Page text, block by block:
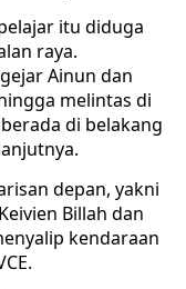
itu diduga
raya.
Ainun dan
melintas di
di belakang
depan, yakni
Billah dan
kendaraan